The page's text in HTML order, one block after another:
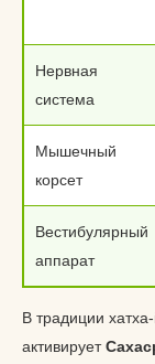
Нервная
система
Мышечный
корсет
Вестибулярный
аппарат
В традиции
активирует